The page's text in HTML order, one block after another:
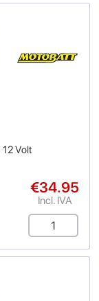
Volt
€34.95
Incl. IVA